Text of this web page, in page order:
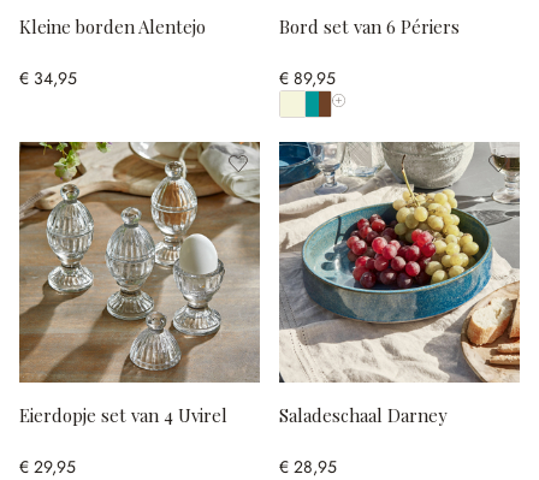
Kleine borden Alentejo
€ 34,95
Bord set van 6 Périers
€ 89,95
Toon alle kleuren
Eierdopje set van 4 Uvirel
€ 29,95
Saladeschaal Darney
€ 28,95